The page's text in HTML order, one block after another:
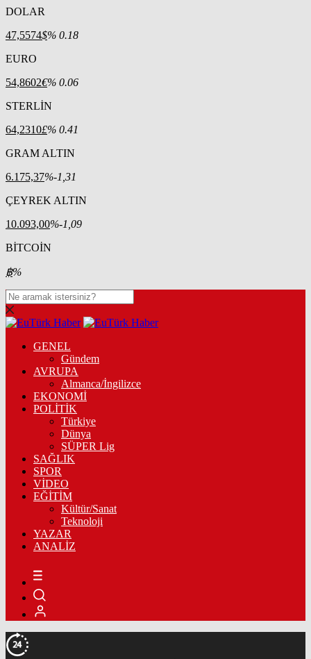
DOLAR
47,5574$% 0.18
EURO
54,8602€% 0.06
STERLİN
64,2310£% 0.41
GRAM ALTIN
6.175,37%-1,31
ÇEYREK ALTIN
10.093,00%-1,09
BİTCOİN
฿%
GENEL
Gündem
AVRUPA
Almanca/İngilizce
EKONOMİ
POLİTİK
Türkiye
Dünya
SÜPER Lig
SAĞLIK
SPOR
VİDEO
EĞİTİM
Kültür/Sanat
Teknoloji
YAZAR
ANALİZ